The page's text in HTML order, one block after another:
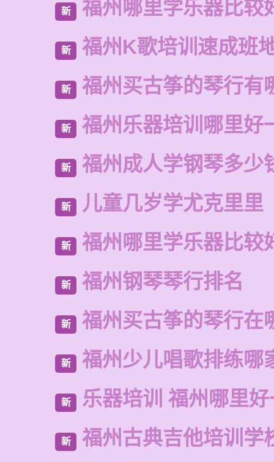
新 福州哪里学乐器比较
新 福州K歌培训速成班
新 福州买古筝的琴行有
新 福州乐器培训哪里好
新 福州成人学钢琴多少
新 儿童几岁学尤克里里
新 福州哪里学乐器比较
新 福州钢琴琴行排名
新 福州买古筝的琴行在
新 福州少儿唱歌排练哪
新 乐器培训 福州哪里
新 福州古典吉他培训学